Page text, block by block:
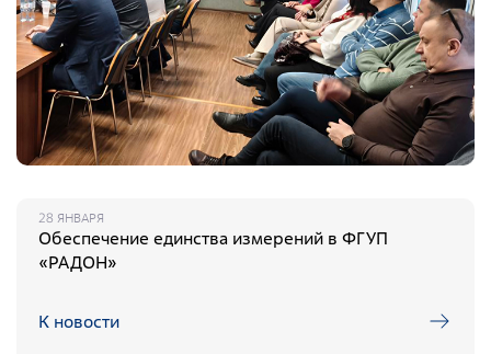
28 ЯНВАРЯ
Обеспечение единства измерений в ФГУП
«РАДОН»
К новости